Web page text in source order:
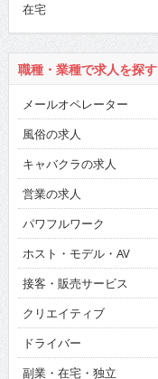
在宅
職種・業種で求人を探す
メールオペレーター
風俗の求人
キャバクラの求人
営業の求人
パワフルワーク
ホスト・モデル・AV
接客・販売サービス
クリエイティブ
ドライバー
副業・在宅・独立